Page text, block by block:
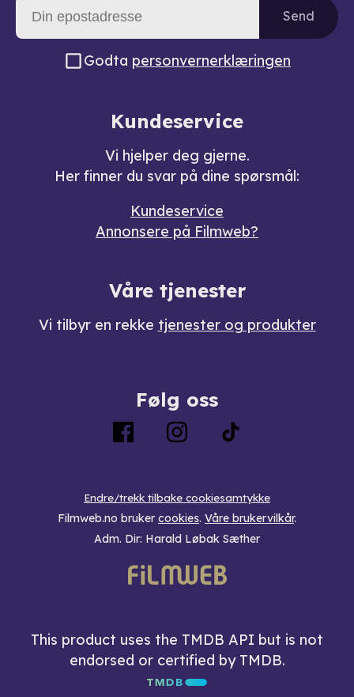
Send
Godta personvernerklæringen
Kundeservice
Vi hjelper deg gjerne.
Her finner du svar på dine spørsmål:
Kundeservice
Annonsere på Filmweb?
Våre tjenester
Vi tilbyr en rekke tjenester og produkter
Følg oss
Endre/trekk tilbake cookiesamtykke
Filmweb.no bruker cookies. Våre brukervilkår.
Adm. Dir: Harald Løbak Sæther
This product uses the TMDB API but is not
endorsed or certified by TMDB.